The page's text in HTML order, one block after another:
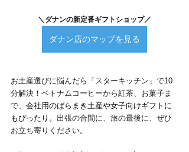
＼ダナンの新定番ギフトショップ／
ダナン店のマップを見る
お土産選びに悩んだら「スターキッチン」で10
分解決！ベトナムコーヒーから紅茶、お菓子ま
で、 会社用のばらまき土産や女子向けギフトに
もぴったり。 出張の合間に、旅の最後に、ぜひ
お立ち寄りください。